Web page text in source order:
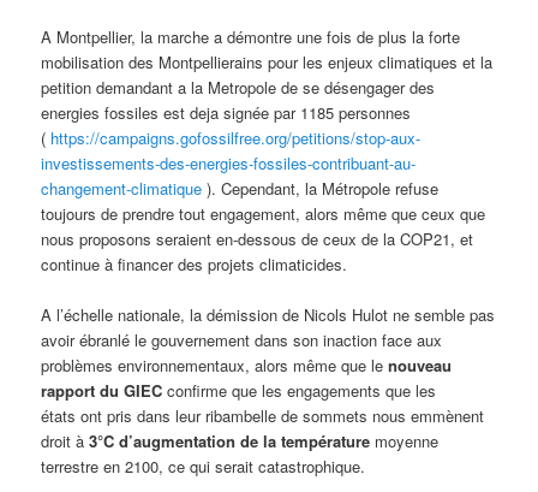
A Montpellier, la marche a démontre une fois de plus la forte
mobilisation des Montpellierains pour les enjeux climatiques et la
petition demandant a la Metropole de se désengager des
energies fossiles est deja signée par 1185 personnes
( https://campaigns.gofossilfree.org/petitions/stop-aux-
investissements-des-energies-fossiles-contribuant-au-
changement-climatique ). Cependant, la Métropole refuse
toujours de prendre tout engagement, alors même que ceux que
nous proposons seraient en-dessous de ceux de la COP21, et
continue à financer des projets climaticides.
A l’échelle nationale, la démission de Nicols Hulot ne semble pas
avoir ébranlé le gouvernement dans son inaction face aux
problèmes environnementaux, alors même que lenouveau
rapport du GIEC confirme que les engagements que les
états ont pris dans leur ribambelle de sommets nous emmènent
droit à3°C d’augmentation de la température moyenne
terrestre en 2100, ce qui serait catastrophique.